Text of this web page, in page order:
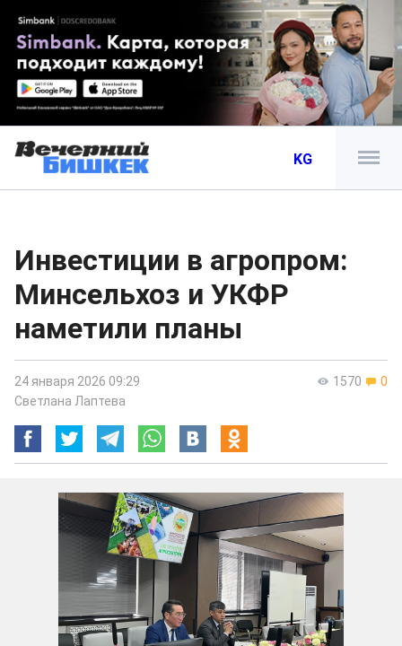
KG
Инвестиции в агропром:
Минсельхоз и УКФР
наметили планы
1570 0
24 января 2026 09:29
Светлана Лаптева